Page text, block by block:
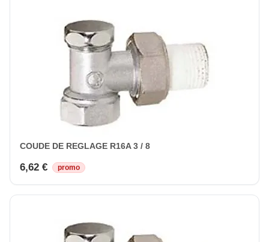
COUDE DE REGLAGE R16A 3 / 8
6,62 € promo